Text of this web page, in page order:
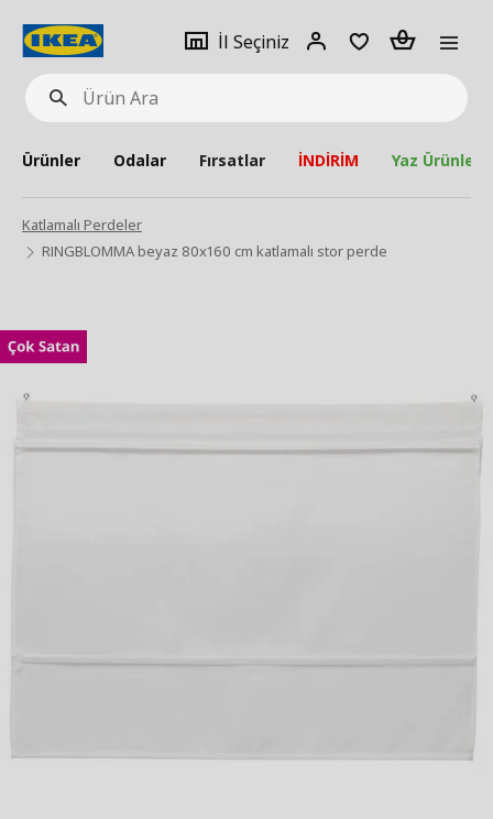
Ürün
Ara
İl Seçiniz
Giriş
Adet
Ürünler Odalar Fırsatlar İNDİRİM Yaz Ürünleri
Katlamalı Perdeler
RINGBLOMMA beyaz 80x160 cm katlamalı stor perde